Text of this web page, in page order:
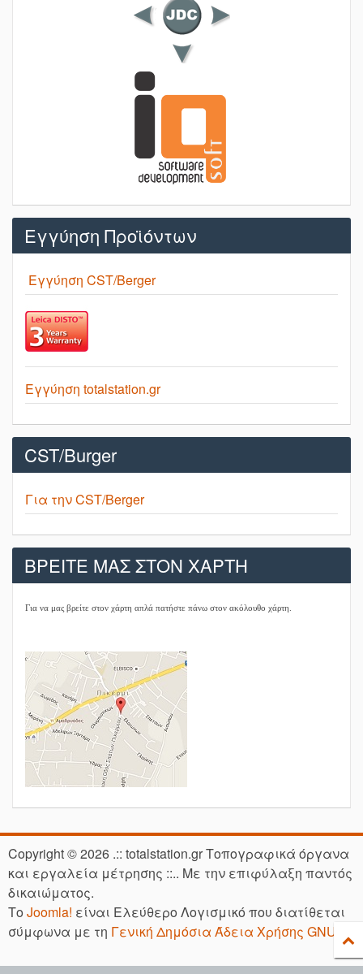
Εγγύηση Προϊόντων
Εγγύηση CST/Berger
Εγγύηση totalstation.gr
CST/Burger
Για την CST/Berger
ΒΡΕΙΤΕ ΜΑΣ ΣΤΟΝ ΧΑΡΤΗ
Για να μας βρείτε στον χάρτη απλά πατήστε πάνω στον ακόλουθο χάρτη.
Copyright © 2026 .:: totalstation.gr Τοπογραφικά όργανα
και εργαλεία μέτρησης ::.. Με την επιφύλαξη παντός
δικαιώματος.
Το Joomla! είναι Ελεύθερο Λογισμικό που διατίθεται
σύμφωνα με τη Γενική Δημόσια Άδεια Χρήσης GNU.